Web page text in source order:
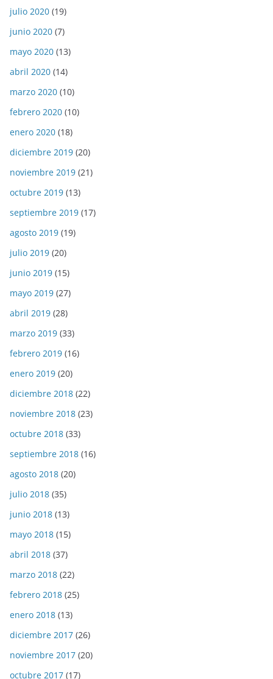
julio 2020 (19)
junio 2020 (7)
mayo 2020 (13)
abril 2020 (14)
marzo 2020 (10)
febrero 2020 (10)
enero 2020 (18)
diciembre 2019 (20)
noviembre 2019 (21)
octubre 2019 (13)
septiembre 2019 (17)
agosto 2019 (19)
julio 2019 (20)
junio 2019 (15)
mayo 2019 (27)
abril 2019 (28)
marzo 2019 (33)
febrero 2019 (16)
enero 2019 (20)
diciembre 2018 (22)
noviembre 2018 (23)
octubre 2018 (33)
septiembre 2018 (16)
agosto 2018 (20)
julio 2018 (35)
junio 2018 (13)
mayo 2018 (15)
abril 2018 (37)
marzo 2018 (22)
febrero 2018 (25)
enero 2018 (13)
diciembre 2017 (26)
noviembre 2017 (20)
octubre 2017 (17)